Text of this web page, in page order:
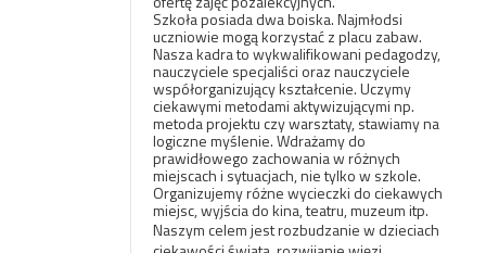
Szkoła posiada dwa boiska. Najmłodsi
uczniowie mogą korzystać z placu zabaw.
Nasza kadra to wykwalifikowani pedagodzy,
nauczyciele specjaliści oraz nauczyciele
współorganizujący kształcenie. Uczymy
ciekawymi metodami aktywizującymi np.
metoda projektu czy warsztaty, stawiamy na
logiczne myślenie. Wdrażamy do
prawidłowego zachowania w różnych
miejscach i sytuacjach, nie tylko w szkole.
Organizujemy różne wycieczki do ciekawych
miejsc, wyjścia do kina, teatru, muzeum itp.
Naszym celem jest rozbudzanie w dzieciach